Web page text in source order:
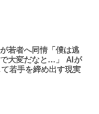
若者へ同情「僕は逃
大変だなと…」 AIが
若手を締め出す現実